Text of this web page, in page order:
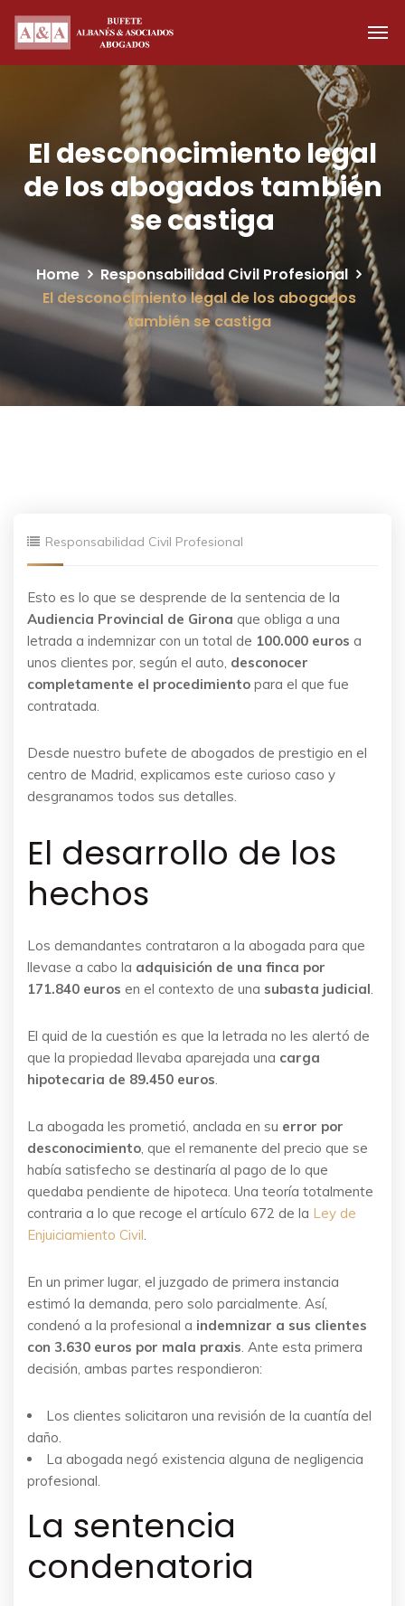
El desconocimiento legal
de los abogados también
se castiga
Home
Responsabilidad Civil Profesional
El desconocimiento legal de los abogados
también se castiga
Responsabilidad Civil Profesional
Esto es lo que se desprende de la sentencia de la
Audiencia Provincial de Girona que obliga a una
letrada a indemnizar con un total de 100.000 euros a
unos clientes por, según el auto, desconocer
completamente el procedimiento para el que fue
contratada.
Desde nuestro bufete de abogados de prestigio en el
centro de Madrid, explicamos este curioso caso y
desgranamos todos sus detalles.
El desarrollo de los
hechos
Los demandantes contrataron a la abogada para que
llevase a cabo la adquisición de una finca por
171.840 euros en el contexto de una subasta judicial.
El quid de la cuestión es que la letrada no les alertó de
que la propiedad llevaba aparejada una carga
hipotecaria de 89.450 euros.
La abogada les prometió, anclada en su error por
desconocimiento, que el remanente del precio que se
había satisfecho se destinaría al pago de lo que
quedaba pendiente de hipoteca. Una teoría totalmente
contraria a lo que recoge el artículo 672 de la Ley de
Enjuiciamiento Civil.
En un primer lugar, el juzgado de primera instancia
estimó la demanda, pero solo parcialmente. Así,
condenó a la profesional a indemnizar a sus clientes
con 3.630 euros por mala praxis. Ante esta primera
decisión, ambas partes respondieron:
Los clientes solicitaron una revisión de la cuantía del
daño.
La abogada negó existencia alguna de negligencia
profesional.
La sentencia
condenatoria